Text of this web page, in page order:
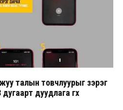
талын товчлуурыг зэрэг
дуудлага өгөх